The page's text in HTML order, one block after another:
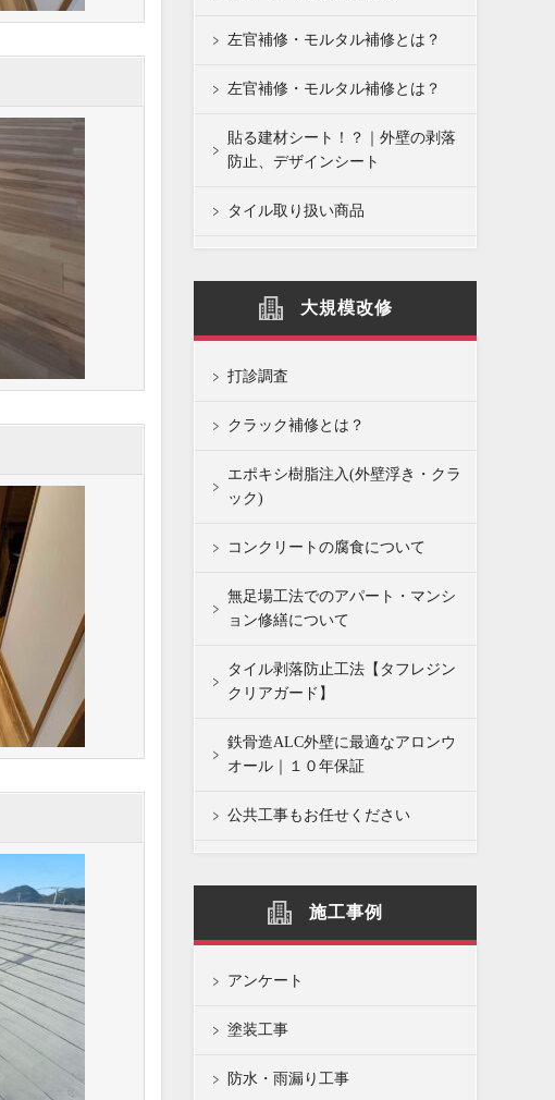
左官補修・モルタル補修とは？
左官補修・モルタル補修とは？
貼る建材シート！？｜外壁の剥落
防止、デザインシート
タイル取り扱い商品
大規模改修
打診調査
クラック補修とは？
エポキシ樹脂注入(外壁浮き・クラ
ック)
コンクリートの腐食について
無足場工法でのアパート・マンシ
ョン修繕について
タイル剥落防止工法【タフレジン
クリアガード】
鉄骨造ALC外壁に最適なアロンウ
オール｜１０年保証
公共工事もお任せください
施工事例
アンケート
塗装工事
防水・雨漏り工事